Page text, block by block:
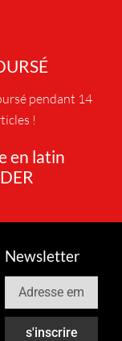
pendant 14
!
en latin
Newsletter
s'inscrire